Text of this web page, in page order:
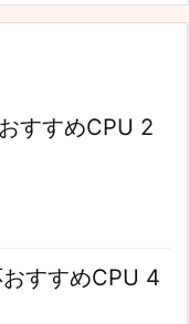
すすめCPU 2
すすめCPU 4